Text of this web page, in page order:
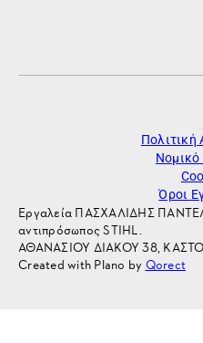
Πολιτική
Νομικό
Όροι
Εργαλεία ΠΑΣΧΑΛΙΔΗΣ
αντιπρόσωπος STIHL.
ΑΘΑΝΑΣΙΟΥ ΔΙΑΚΟΥ 38,
Created with Plano by Qorect